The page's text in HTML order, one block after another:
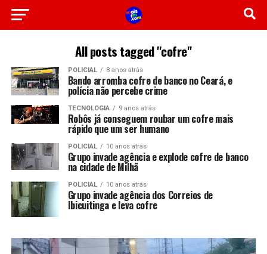
All posts tagged "cofre"
POLICIAL 8 anos atrás
Bando arromba cofre de banco no Ceará, e
polícia não percebe crime
TECNOLOGIA 9 anos atrás
Robôs já conseguem roubar um cofre mais
rápido que um ser humano
POLICIAL 10 anos atrás
Grupo invade agência e explode cofre de banco
na cidade de Milhã
POLICIAL 10 anos atrás
Grupo invade agência dos Correios de
Ibicuitinga e leva cofre